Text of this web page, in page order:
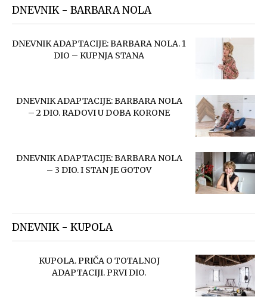
DNEVNIK - BARBARA NOLA
DNEVNIK ADAPTACIJE: BARBARA NOLA. 1
DIO – KUPNJA STANA
DNEVNIK ADAPTACIJE: BARBARA NOLA
– 2 DIO. RADOVI U DOBA KORONE
DNEVNIK ADAPTACIJE: BARBARA NOLA
– 3 DIO. I STAN JE GOTOV
DNEVNIK - KUPOLA
KUPOLA. PRIČA O TOTALNOJ
ADAPTACIJI. PRVI DIO.